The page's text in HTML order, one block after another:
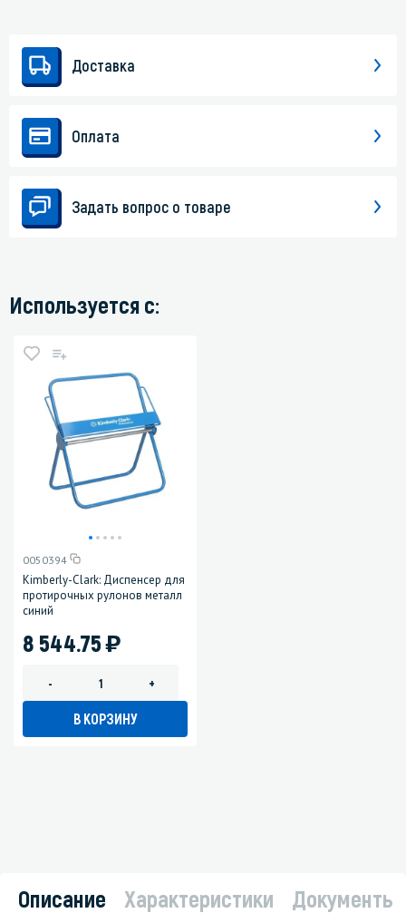
Доставка
Оплата
Задать вопрос о товаре
Используется с:
0050394
Kimberly-Clark: Диспенсер для
протирочных рулонов металл
синий
8 544.75)
- +
В КОРЗИНУ
Описание Характеристики Документы